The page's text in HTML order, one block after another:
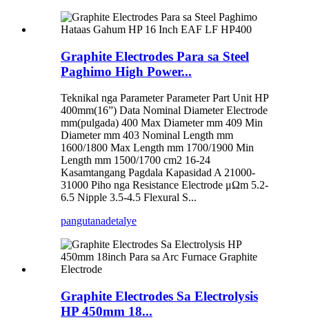
Graphite Electrodes Para sa Steel
Paghimo High Power...
Teknikal nga Parameter Parameter Part Unit HP
400mm(16”) Data Nominal Diameter Electrode
mm(pulgada) 400 Max Diameter mm 409 Min
Diameter mm 403 Nominal Length mm
1600/1800 Max Length mm 1700/1900 Min
Length mm 1500/1700 cm2 16-24
Kasamtangang Pagdala Kapasidad A 21000-
31000 Piho nga Resistance Electrode μΩm 5.2-
6.5 Nipple 3.5-4.5 Flexural S...
pangutanadetalye
Graphite Electrodes Sa Electrolysis
HP 450mm 18...